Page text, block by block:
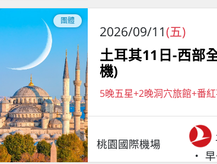
團體
2026/09/11(五)
土耳其11日-西部
機)
5晚五星+2晚洞穴旅館+番
桃園國際機場